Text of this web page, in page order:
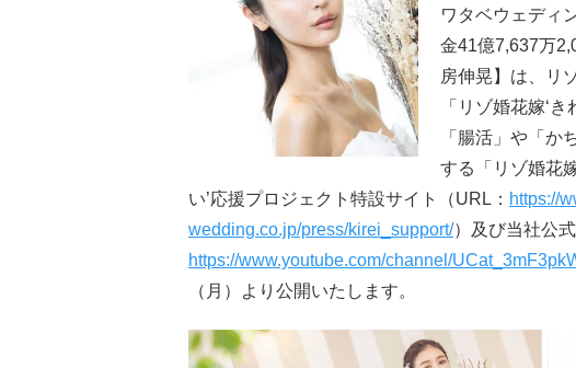
ワタベウェディ
金41億7,637万
房伸晃】は、リ
「リゾ婚花嫁‘
「腸活」や「か
する「リゾ婚花
い’応援プロジェクト特設サイト（URL： https://
wedding.co.jp/press/kirei_support/）及び当社公
https://www.youtube.com/channel/
（月）より公開いたします。